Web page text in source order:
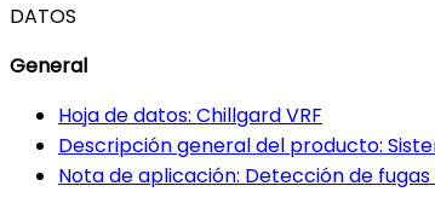
DATOS
General
Hoja de datos: Chillgard VRF
Descripción general del producto:
Nota de aplicación: Detección de